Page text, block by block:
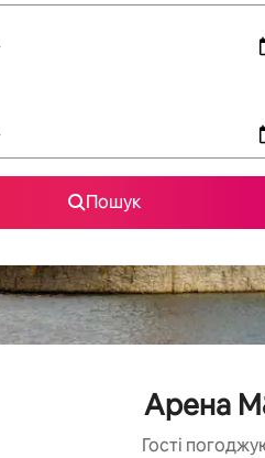
Пошук
Арена
Гості